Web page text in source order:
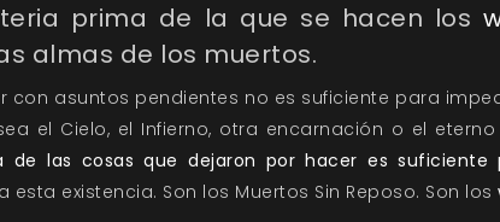
prima de la que se hacen los
almas de los muertos.
con asuntos pendientes no es suficiente para
el Cielo, el Infierno, otra encarnación o el
de las cosas que dejaron por hacer es suficiente
existencia. Son los Muertos Sin Reposo. Son los